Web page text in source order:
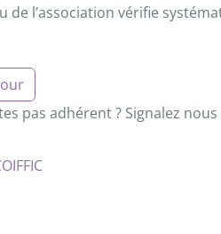
de l’association vérifie
pas adhérent ? Signalez